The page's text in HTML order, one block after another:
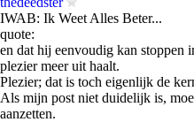
IWAB: Ik Weet Alles Beter...
quote:
en dat hij eenvoudig kan stoppen
plezier meer uit haalt.
Plezier; dat is toch eigenlijk de
Als mijn post niet duidelijk is,
aanzetten.